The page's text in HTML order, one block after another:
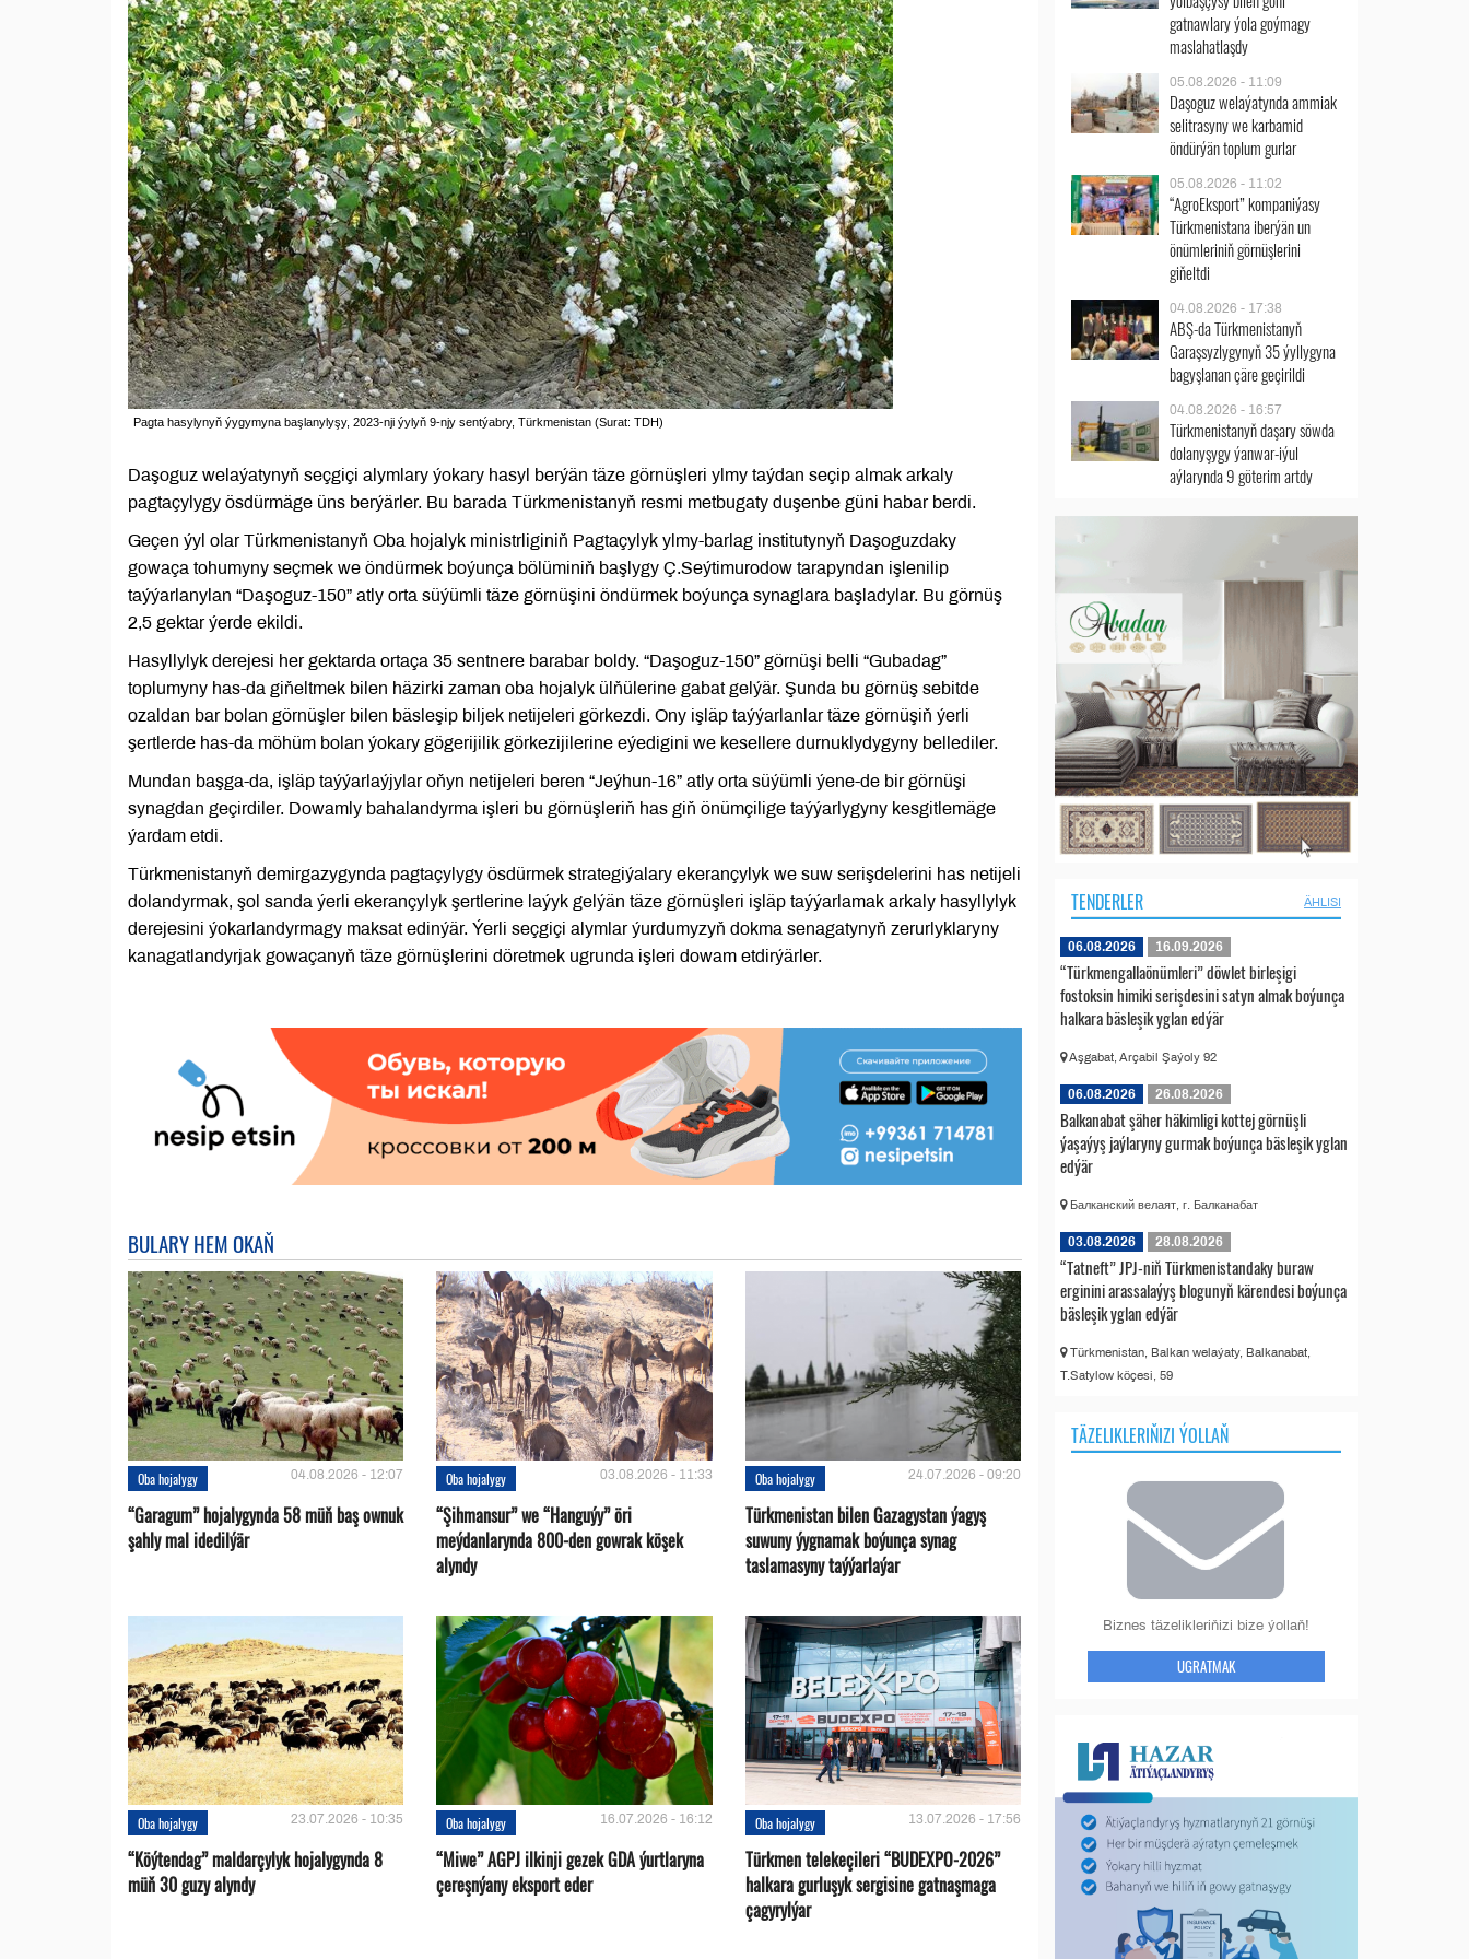
Pagta hasylynyň ýygymyna başlanylyşy, 2023-nji ýylyň 9-njy sentýabry, Türkmenistan (Surat: TDH)
Daşoguz welaýatynyň seçgiçi alymlary ýokary hasyl berýän täze görnüşleri ylmy taýdan seçip almak arkaly
pagtaçylygy ösdürmäge üns berýärler. Bu barada Türkmenistanyň resmi metbugaty duşenbe güni habar berdi.
Geçen ýyl olar Türkmenistanyň Oba hojalyk ministrliginiň Pagtaçylyk ylmy-barlag institutynyň Daşoguzdaky
gowaça tohumyny seçmek we öndürmek boýunça bölüminiň başlygy Ç.Seýtimurodow tarapyndan işlenilip
taýýarlanylan “Daşoguz-150” atly orta süýümli täze görnüşini öndürmek boýunça synaglara başladylar. Bu görnüş
2,5 gektar ýerde ekildi.
Hasyllylyk derejesi her gektarda ortaça 35 sentnere barabar boldy. “Daşoguz-150” görnüşi belli “Gubadag”
toplumyny has-da giňeltmek bilen häzirki zaman oba hojalyk ülňülerine gabat gelýär. Şunda bu görnüş sebitde
ozaldan bar bolan görnüşler bilen bäsleşip biljek netijeleri görkezdi. Ony işläp taýýarlanlar täze görnüşiň ýerli
şertlerde has-da möhüm bolan ýokary gögerijilik görkezijilerine eýedigini we kesellere durnuklydygyny bellediler.
Mundan başga-da, işläp taýýarlaýjylar oňyn netijeleri beren “Jeýhun-16” atly orta süýümli ýene-de bir görnüşi
synagdan geçirdiler. Dowamly bahalandyrma işleri bu görnüşleriň has giň önümçilige taýýarlygyny kesgitlemäge
ýardam etdi.
Türkmenistanyň demirgazygynda pagtaçylygy ösdürmek strategiýalary ekerançylyk we suw serişdelerini has netijeli
dolandyrmak, şol sanda ýerli ekerançylyk şertlerine laýyk gelýän täze görnüşleri işläp taýýarlamak arkaly hasyllylyk
derejesini ýokarlandyrmagy maksat edinýär. Ýerli seçgiçi alymlar ýurdumyzyň dokma senagatynyň zerurlyklaryny
kanagatlandyrjak gowaçanyň täze görnüşlerini döretmek ugrunda işleri dowam etdirýärler.
BULARY HEM OKAŇ
Oba hojalygy 04.08.2026 - 12:07
“Garagum” hojalygynda 58 müň baş ownuk
şahly mal idedilýär
Oba hojalygy 03.08.2026 - 11:33
“Şihmansur” we “Hanguýy” öri
meýdanlarynda 800-den gowrak köşek
alyndy
Oba hojalygy 24.07.2026 - 09:20
Türkmenistan bilen Gazagystan ýagyş
suwuny ýygnamak boýunça synag
taslamasyny taýýarlaýar
Oba hojalygy 23.07.2026 - 10:35
“Köýtendag” maldarçylyk hojalygynda 8
müň 30 guzy alyndy
Oba hojalygy 16.07.2026 - 16:12
“Miwe” AGPJ ilkinji gezek GDA ýurtlaryna
çereşnýany eksport eder
Oba hojalygy 13.07.2026 - 17:56
Türkmen telekeçileri “BUDEXPO-2026”
halkara gurluşyk sergisine gatnaşmaga
çagyrylýar
gatnawlary ýola goýmagy
maslahatlaşdy
05.08.2026 - 11:09
Daşoguz welaýatynda ammiak
selitrasyny we karbamid
öndürýän toplum gurlar
05.08.2026 - 11:02
“AgroEksport” kompaniýasy
Türkmenistana iberýän un
önümleriniň görnüşlerini
giňeltdi
04.08.2026 - 17:38
ABŞ-da Türkmenistanyň
Garaşsyzlygynyň 35 ýyllygyna
bagyşlanan çäre geçirildi
04.08.2026 - 16:57
Türkmenistanyň daşary söwda
dolanyşygy ýanwar-iýul
aýlarynda 9 göterim artdy
TENDERLER ÄHLISI
06.08.2026 16.09.2026
“Türkmengallaönümleri” döwlet birleşigi
fostoksin himiki serişdesini satyn almak boýunça
halkara bäsleşik yglan edýär
Aşgabat, Arçabil Şaýoly 92
06.08.2026 26.08.2026
Balkanabat şäher häkimligi kottej görnüşli
ýaşaýyş jaýlaryny gurmak boýunça bäsleşik yglan
edýär
Балканский велаят, г. Балканабат
03.08.2026 28.08.2026
“Tatneft” JPJ-niň Türkmenistandaky buraw
erginini arassalaýyş blogunyň kärendesi boýunça
bäsleşik yglan edýär
Türkmenistan, Balkan welaýaty, Balkanabat,
T.Satylow köçesi, 59
TÄZELIKLERIŇIZI ÝOLLAŇ
Biznes täzelikleriňizi bize ýollaň!
UGRATMAK